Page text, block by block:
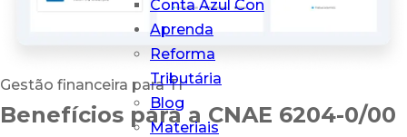
Conta Azul Con
Aprenda
Reforma
Tributária
Blog
Materiais
Gestão financeira para TI
Benefícios para a CNAE 6204-0/00